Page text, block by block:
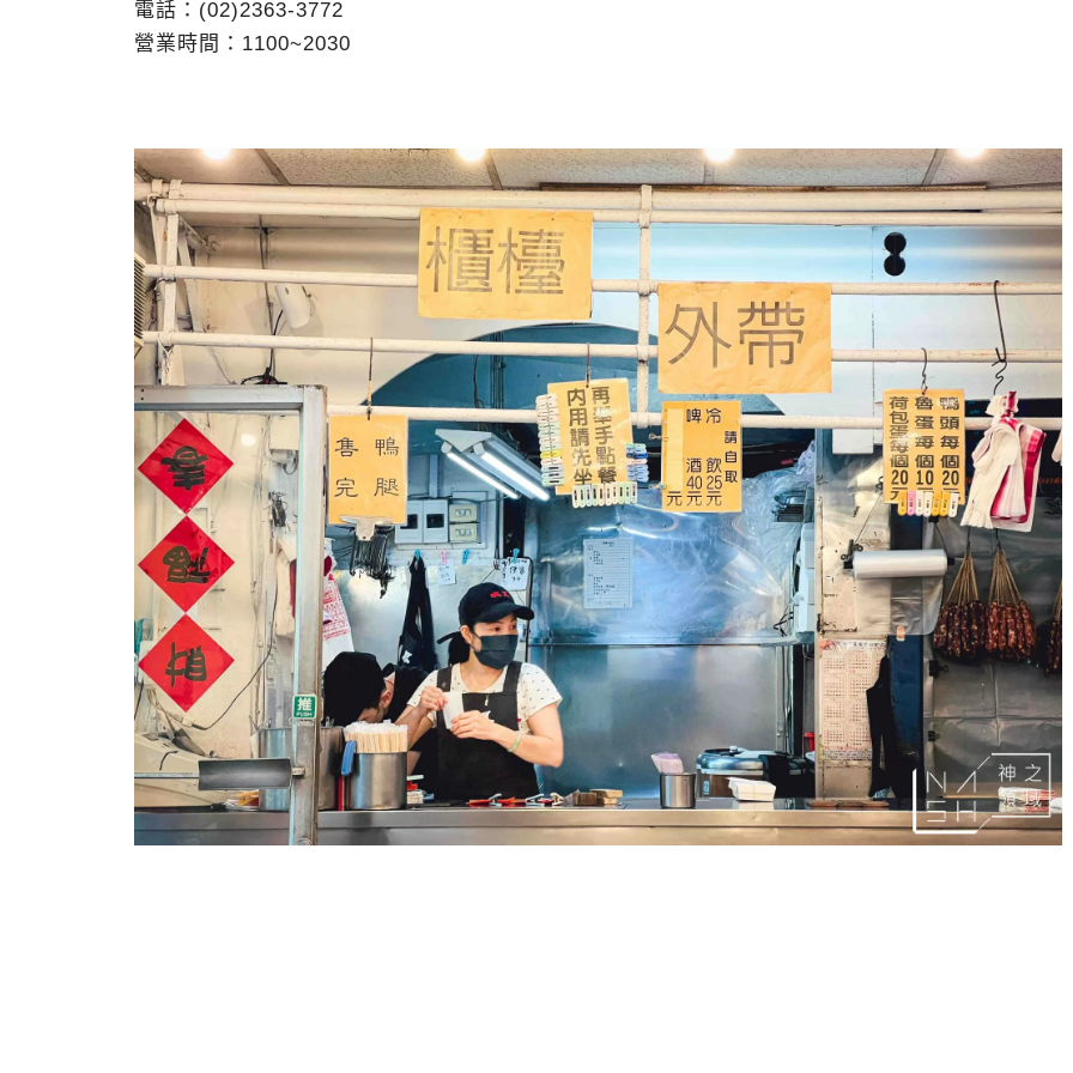
電話：(02)2363-3772
營業時間：1100~2030